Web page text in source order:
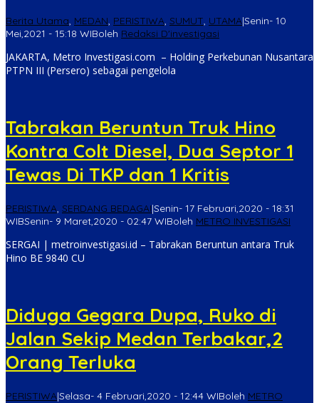
Berita Utama, MEDAN, PERISTIWA, SUMUT, UTAMA|Senin- 10
Mei,2021 - 15:18 WIBoleh Redaksi D'investigasi
JAKARTA, Metro Investigasi.com – Holding Perkebunan Nusantara
PTPN III (Persero) sebagai pengelola
Tabrakan Beruntun Truk Hino
Kontra Colt Diesel, Dua Septor 1
Tewas Di TKP dan 1 Kritis
PERISTIWA, SERDANG BEDAGAI|Senin- 17 Februari,2020 - 18:31
WIBSenin- 9 Maret,2020 - 02:47 WIBoleh METRO INVESTIGASI
SERGAI | metroinvestigasi.id – Tabrakan Beruntun antara Truk
Hino BE 9840 CU
Diduga Gegara Dupa, Ruko di
Jalan Sekip Medan Terbakar,2
Orang Terluka
PERISTIWA|Selasa- 4 Februari,2020 - 12:44 WIBoleh METRO